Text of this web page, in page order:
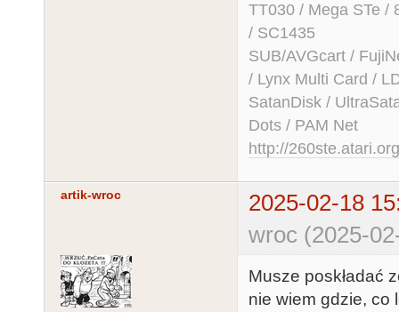
TT030 / Mega STe /
/ SC1435
SUB/AVGcart /
/ Lynx Multi Card /
SatanDisk /
Dots / PAM Net
http://260ste.atari.org
artik-wroc
2025-02-18
wroc (2025-
Musze poskładać
nie wiem gdzie, co